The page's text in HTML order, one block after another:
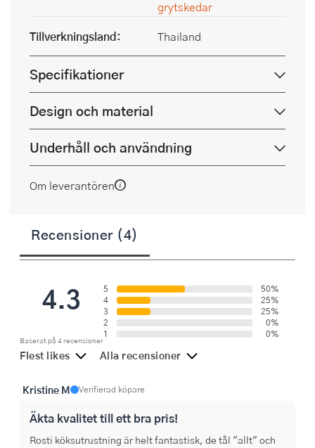
grytskedar
Tillverkningsland:
Thailand
Specifikationer
Design och material
Underhåll och användning
Om leverantören
Recensioner (4)
4.3
Baserat på 4 recensioner
5
50%
4
25%
3
25%
2
0%
1
0%
Flest likes Alla recensioner
Kristine M Verifierad köpare
Äkta kvalitet till ett bra pris!
Rosti köksutrustning är helt fantastisk, de tål "allt" och